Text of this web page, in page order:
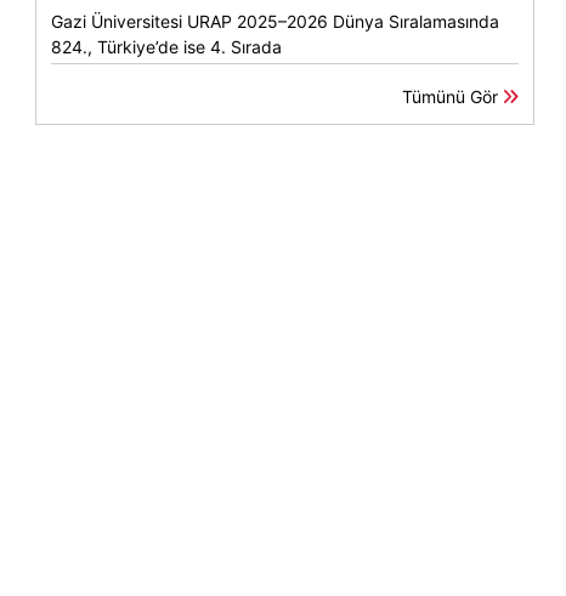
Gazi Üniversitesi URAP 2025–2026 Dünya Sıralamasında
824., Türkiye’de ise 4. Sırada
Tümünü Gör